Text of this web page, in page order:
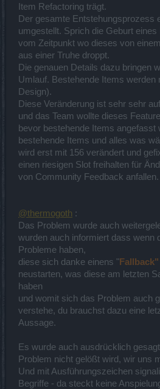
Item Refactoring trägt.
Der gesamte Entstehungsprozess
umgestellt. Sprich die Geburt eines
vom Zeitpunkt wo dieses von
aus einer Truhe droppt.
Die genauen Details dazu bringen
Umlauf. Bestehende Items werden
Design).
Diese Veränderung ist sehr sehr
und das Team wollte dieses
bevor bestehende Items angefasst
bestehende Items und alles was
wird erst mit 156 verändert und
einen riesigen Slot freihalten für
von Community Feedback anfallen.
@thermogoth :
Das Problem wurde auch
wurden auch informiert dass wenn
Probleme haben,
diese sich danke einens "
neustarten, was diese am letzten
haben
und womit sich das Problem auch
verstehe, du brauchst dazu eine
Aussage.
Es wurde auch ausdrücklich
Problem nicht gelößt wird, wir uns
Und mit Ausführungszeichen
Begriffe - da steckt keine